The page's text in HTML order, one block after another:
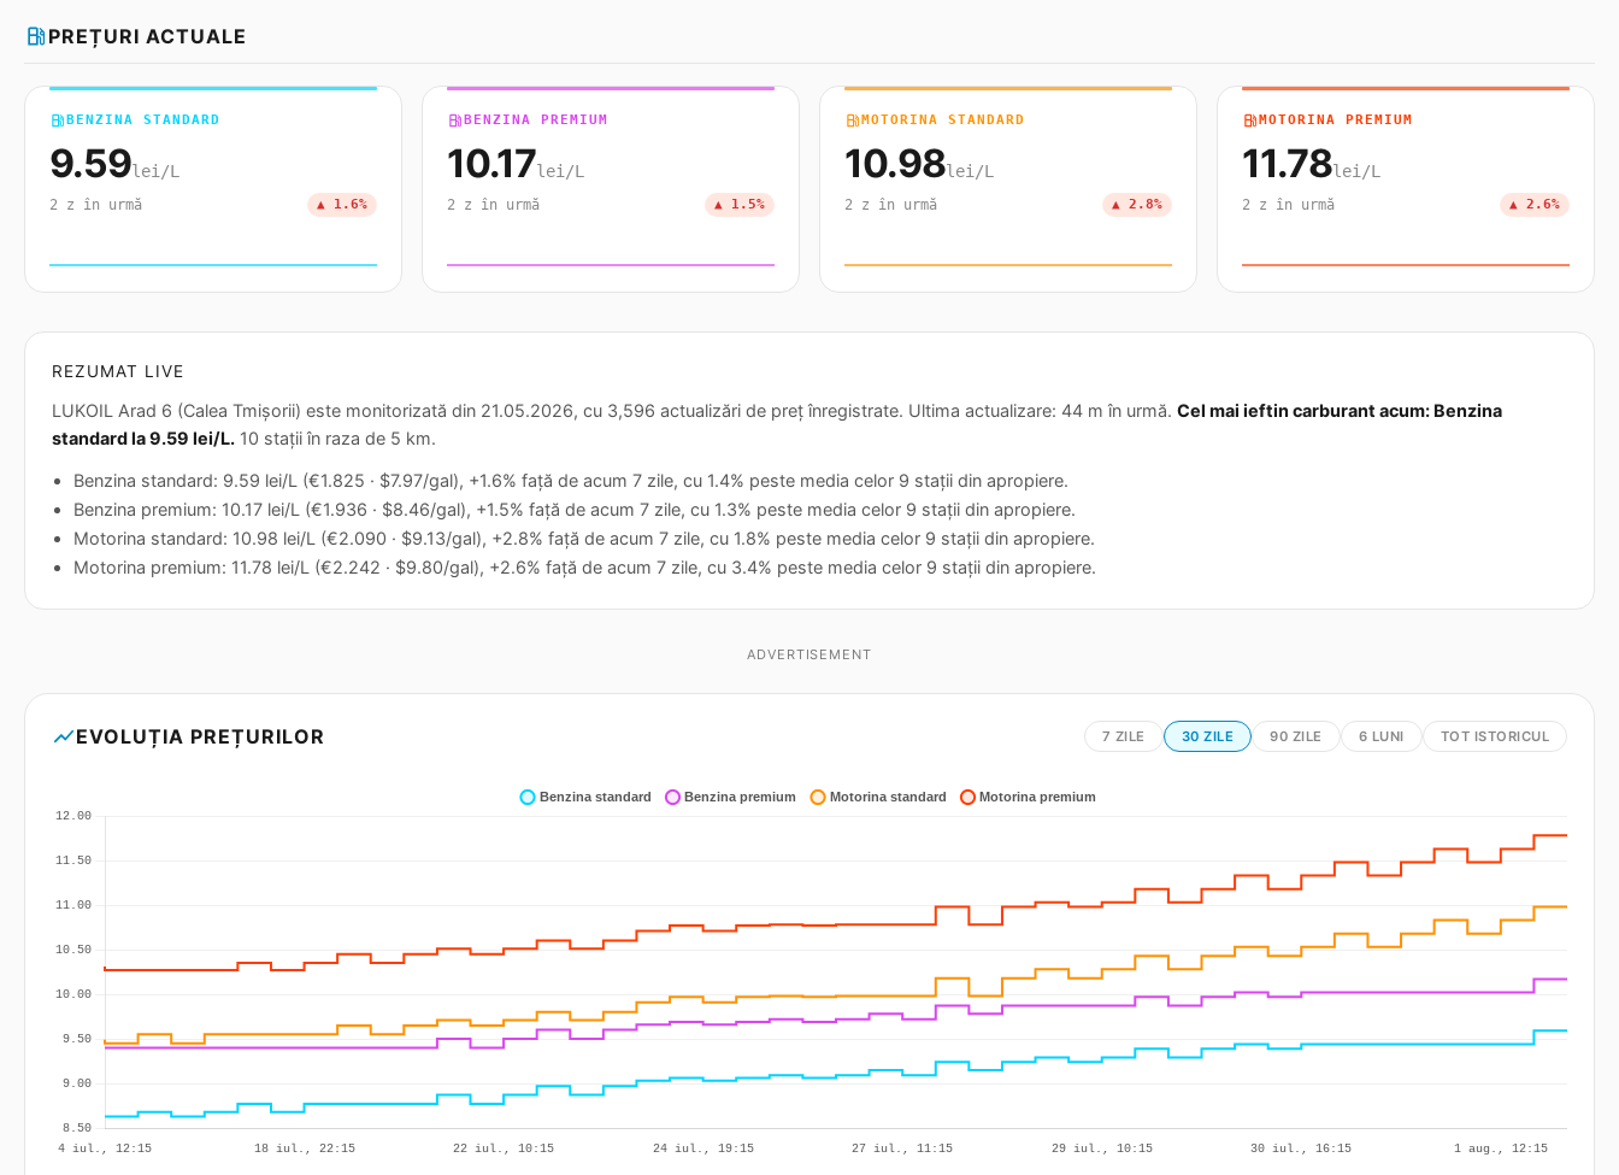
local_gas_station PREȚURI ACTUALE
local_gas_stationBENZINA STANDARD
9.59lei/L
2 z în urmă ▲ 1.6%
local_gas_stationBENZINA PREMIUM
10.17lei/L
2 z în urmă ▲ 1.5%
local_gas_stationMOTORINA STANDARD
10.98lei/L
2 z în urmă ▲ 2.8%
local_gas_stationMOTORINA PREMIUM
11.78lei/L
2 z în urmă ▲ 2.6%
REZUMAT LIVE
LUKOIL Arad 6 (Calea Tmișorii) este monitorizată din 21.05.2026, cu 3,596 actualizări de preț înregistrate. Ultima actualizare: 44 m în urmă. Cel mai ieftin carburant acum: Benzina
standard la 9.59 lei/L. 10 stații în raza de 5 km.
Benzina standard: 9.59 lei/L (€1.825 · $7.97/gal), +1.6% față de acum 7 zile, cu 1.4% peste media celor 9 stații din apropiere.
Benzina premium: 10.17 lei/L (€1.936 · $8.46/gal), +1.5% față de acum 7 zile, cu 1.3% peste media celor 9 stații din apropiere.
Motorina standard: 10.98 lei/L (€2.090 · $9.13/gal), +2.8% față de acum 7 zile, cu 1.8% peste media celor 9 stații din apropiere.
Motorina premium: 11.78 lei/L (€2.242 · $9.80/gal), +2.6% față de acum 7 zile, cu 3.4% peste media celor 9 stații din apropiere.
ADVERTISEMENT
show_chartEVOLUȚIA PREȚURILOR 7 ZILE 30 ZILE 90 ZILE 6 LUNI TOT ISTORICUL